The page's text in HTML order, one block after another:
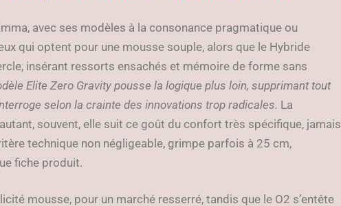
avec ses modèles à la consonance pragmatique ou
qui optent pour une mousse souple, alors que le Hybride
insérant ressorts ensachés et mémoire de forme sans
Elite Zero Gravity pousse la logique plus loin, supprimant tout
selon la crainte des innovations trop radicales. La
souvent, elle suit ce goût du confort très spécifique, jamais
technique non négligeable, grimpe parfois à 25 cm,
fiche produit.
mousse, pour un marché resserré, tandis que le O2 s’entête